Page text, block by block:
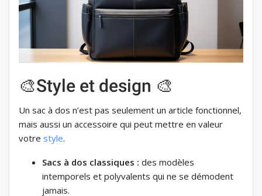
🎨Style et design 🎨
Un sac à dos n’est pas seulement un article fonctionnel,
mais aussi un accessoire qui peut mettre en valeur
votre style.
Sacs à dos classiques : des modèles
intemporels et polyvalents qui ne se démodent
jamais.